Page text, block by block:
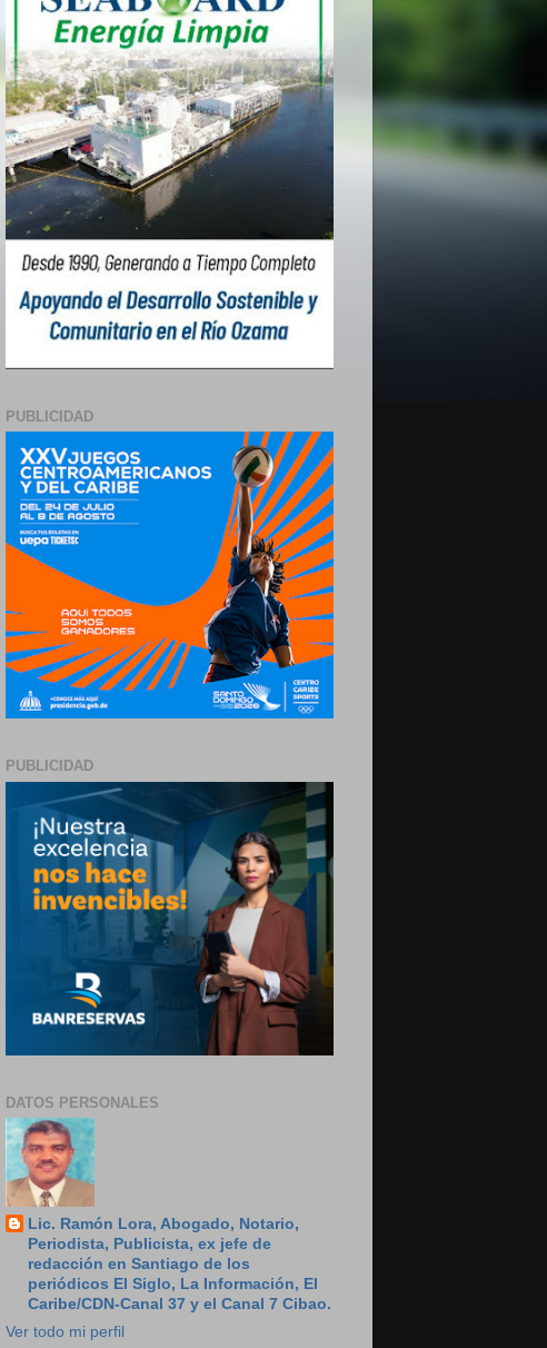
PUBLICIDAD
PUBLICIDAD
DATOS PERSONALES
Lic. Ramón Lora, Abogado, Notario,
Periodista, Publicista, ex jefe de
redacción en Santiago de los
periódicos El Siglo, La Información, El
Caribe/CDN-Canal 37 y el Canal 7 Cibao.
Ver todo mi perfil